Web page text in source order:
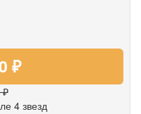
₽
₽
4 звезд